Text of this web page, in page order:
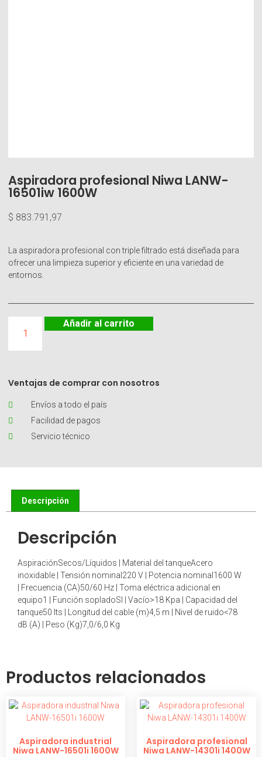
Aspiradora profesional Niwa LANW-
16501iw 1600W
$ 883.791,97
La aspiradora profesional con triple filtrado está diseñada para
ofrecer una limpieza superior y eficiente en una variedad de
entornos.
Añadir al carrito
Ventajas de comprar con nosotros
Envíos a todo el país
Facilidad de pagos
Servicio técnico
Descripción
Descripción
AspiraciónSecos/Líquidos | Material del tanqueAcero
inoxidable | Tensión nominal220 V | Potencia nominal1600 W
| Frecuencia (CA)50/60 Hz | Toma eléctrica adicional en
equipo1 | Función sopladoSI | Vacío>18 Kpa | Capacidad del
tanque50 lts | Longitud del cable (m)4,5 m | Nivel de ruido<78
dB (A) | Peso (Kg)7,0/6,0 Kg
Productos relacionados
Aspiradora industrial
Niwa LANW-16501i 1600W
Aspiradora profesional
Niwa LANW-14301i 1400W